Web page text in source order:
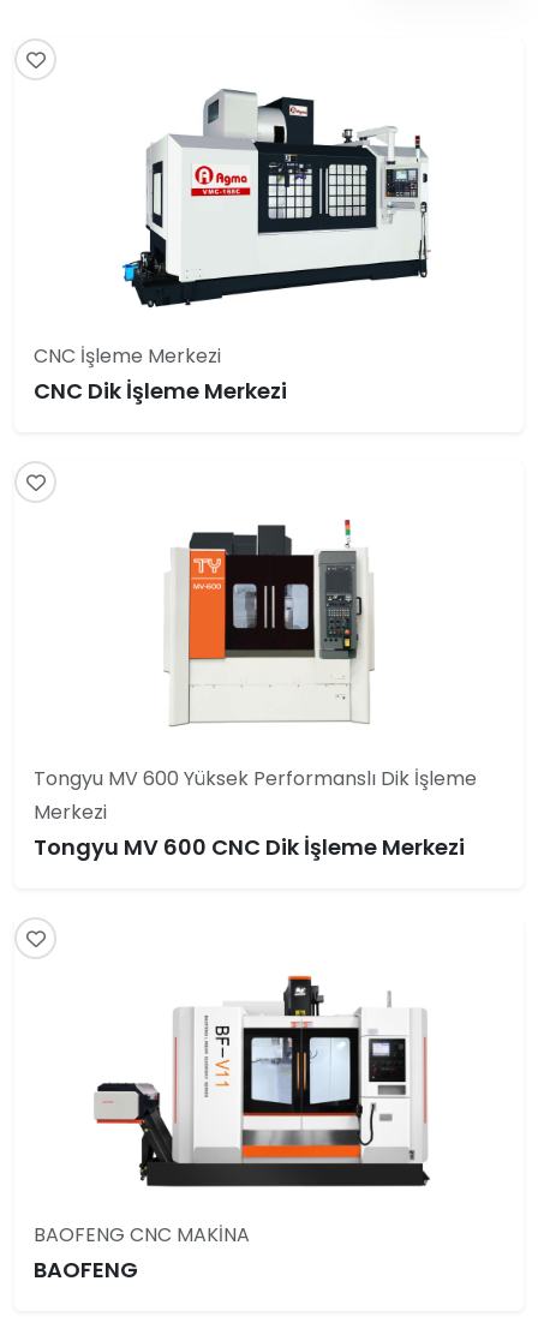
CNC İşleme Merkezi
CNC Dik İşleme Merkezi
Tongyu MV 600 Yüksek Performanslı Dik İşleme
Merkezi
Tongyu MV 600 CNC Dik İşleme Merkezi
BAOFENG CNC MAKİNA
BAOFENG